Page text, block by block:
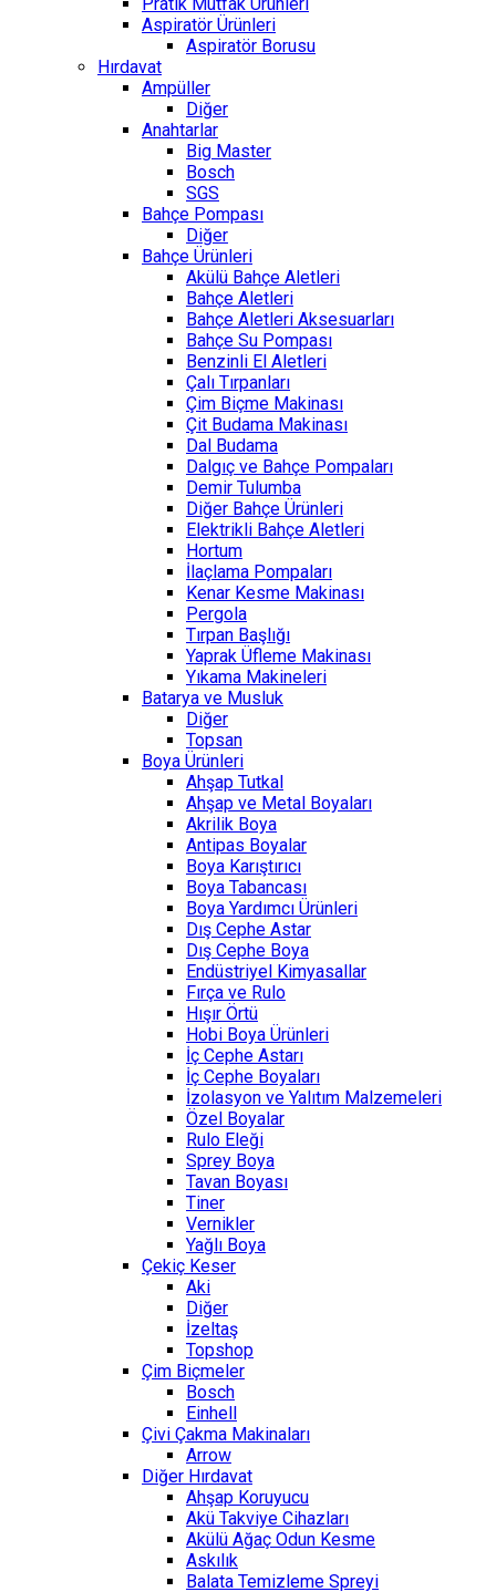
Aspiratör Ürünleri
Aspiratör Borusu
Hırdavat
Ampüller
Diğer
Anahtarlar
Big Master
Bosch
SGS
Bahçe Pompası
Diğer
Bahçe Ürünleri
Akülü Bahçe Aletleri
Bahçe Aletleri
Bahçe Aletleri Aksesuarları
Bahçe Su Pompası
Benzinli El Aletleri
Çalı Tırpanları
Çim Biçme Makinası
Çit Budama Makinası
Dal Budama
Dalgıç ve Bahçe Pompaları
Demir Tulumba
Diğer Bahçe Ürünleri
Elektrikli Bahçe Aletleri
Hortum
İlaçlama Pompaları
Kenar Kesme Makinası
Pergola
Tırpan Başlığı
Yaprak Üfleme Makinası
Yıkama Makineleri
Batarya ve Musluk
Diğer
Topsan
Boya Ürünleri
Ahşap Tutkal
Ahşap ve Metal Boyaları
Akrilik Boya
Antipas Boyalar
Boya Karıştırıcı
Boya Tabancası
Boya Yardımcı Ürünleri
Dış Cephe Astar
Dış Cephe Boya
Endüstriyel Kimyasallar
Fırça ve Rulo
Hışır Örtü
Hobi Boya Ürünleri
İç Cephe Astarı
İç Cephe Boyaları
İzolasyon ve Yalıtım Malzemeleri
Özel Boyalar
Rulo Eleği
Sprey Boya
Tavan Boyası
Tiner
Vernikler
Yağlı Boya
Çekiç Keser
Aki
Diğer
İzeltaş
Topshop
Çim Biçmeler
Bosch
Einhell
Çivi Çakma Makinaları
Arrow
Diğer Hırdavat
Ahşap Koruyucu
Akü Takviye Cihazları
Akülü Ağaç Odun Kesme
Askılık
Balata Temizleme Spreyi